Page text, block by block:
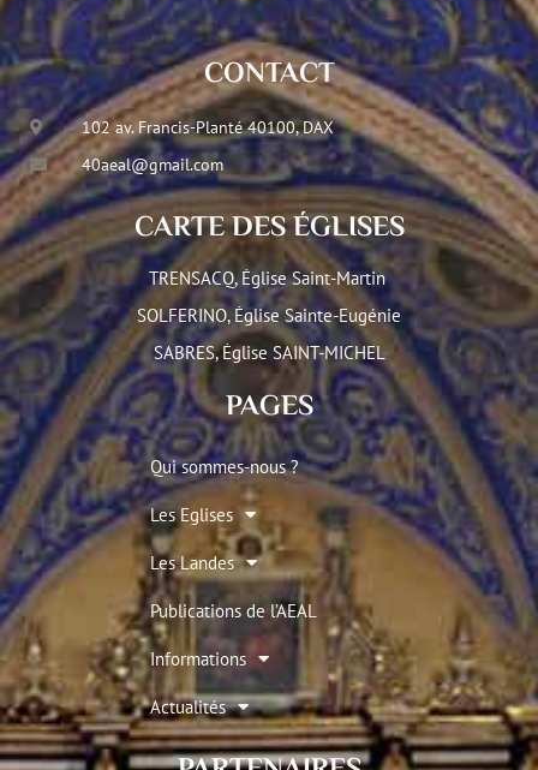
CONTACT
102 av. Francis-Planté 40100, DAX
40aeal@gmail.com
CARTE DES ÉGLISES
TRENSACQ, Église Saint-Martin
SOLFERINO, Église Sainte-Eugénie
SABRES, Église SAINT-MICHEL
PAGES
Qui sommes-nous ?
Les Eglises
Les Landes
Publications de l’AEAL
Informations
Actualités